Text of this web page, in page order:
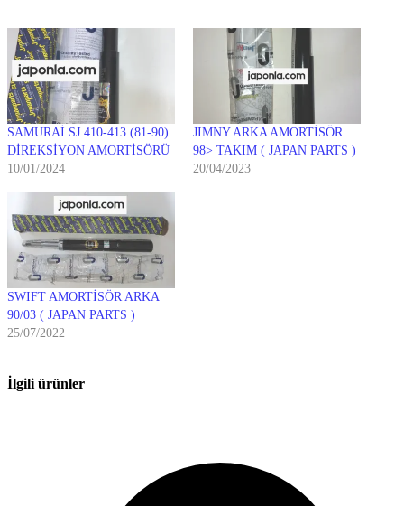
SAMURAİ SJ 410-413 (81-90)
DİREKSİYON AMORTİSÖRÜ
10/01/2024
JIMNY ARKA AMORTİSÖR
98> TAKIM ( JAPAN PARTS )
20/04/2023
SWIFT AMORTİSÖR ARKA
90/03 ( JAPAN PARTS )
25/07/2022
İlgili ürünler